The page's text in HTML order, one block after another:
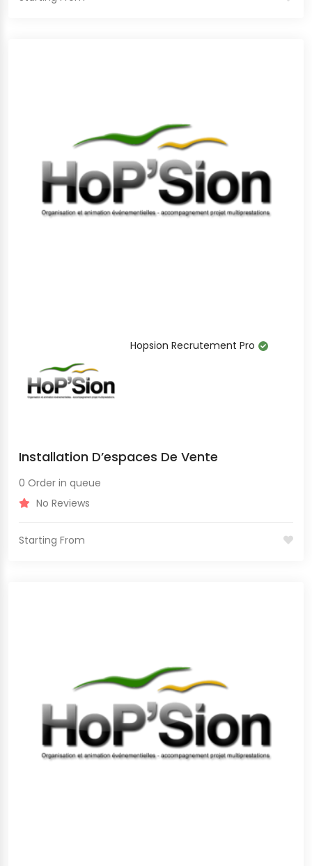
Hopsion Recrutement Pro
Installation D’espaces De Vente
0 Order in queue
No Reviews
Starting From